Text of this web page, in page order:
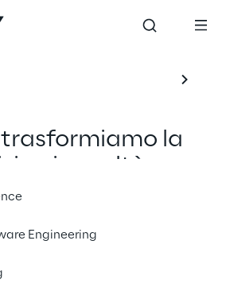
Engineering
trasformiamo la
in realtà:
il nostro
le possibilità
dalle più